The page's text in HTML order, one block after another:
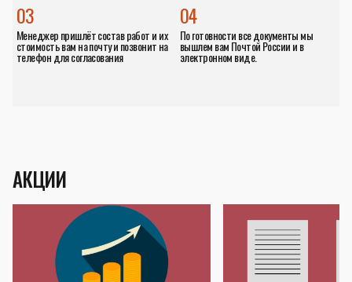
04
По готовности все документы мы
вышлем вам Почтой России и в
электронном виде.
03
Менеджер пришлёт состав работ и их
стоимость вам на почту и позвонит на
телефон для согласования
АКЦИИ